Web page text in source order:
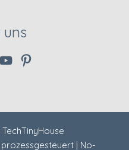
uns
prozessgesteuert | No-